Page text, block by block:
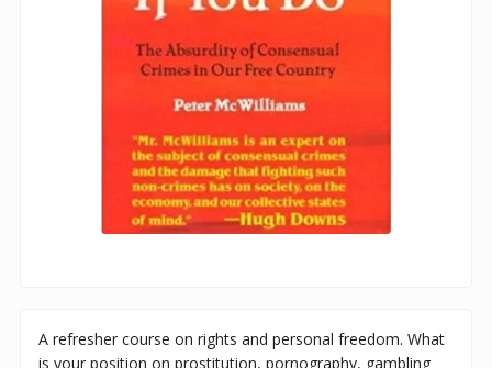
A refresher course on rights and personal freedom. What
is your position on prostitution, pornography, gambling